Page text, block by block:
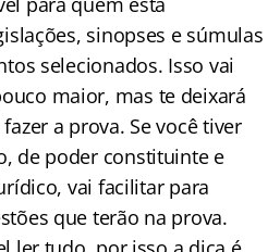
sinopses e súmulas
selecionados. Isso vai
maior, mas te deixará
a prova. Se você tiver
de poder constituinte e
vai facilitar para
que terão na prova.